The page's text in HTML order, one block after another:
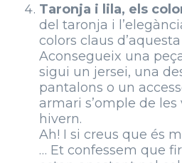
Taronja i lila, els
del taronja i
colors claus
Aconsegueix una
sigui un jersei, una
pantalons o un
armari s’omple de les
hivern.
Ah! I si creus que és
… Et confessem que